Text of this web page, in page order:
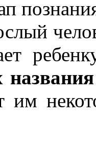
названия
им